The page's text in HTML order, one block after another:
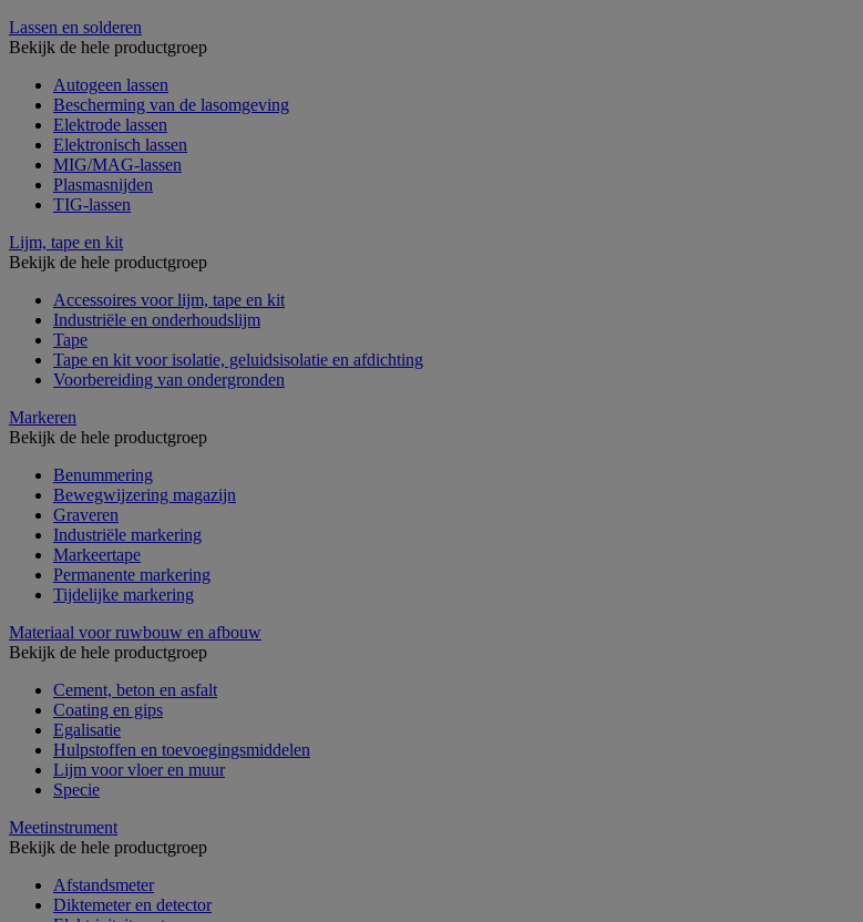
Lassen en solderen
Bekijk de hele productgroep
Autogeen lassen
Bescherming van de lasomgeving
Elektrode lassen
Elektronisch lassen
MIG/MAG-lassen
Plasmasnijden
TIG-lassen
Lijm, tape en kit
Bekijk de hele productgroep
Accessoires voor lijm, tape en kit
Industriële en onderhoudslijm
Tape
Tape en kit voor isolatie, geluidsisolatie en afdichting
Voorbereiding van ondergronden
Markeren
Bekijk de hele productgroep
Benummering
Bewegwijzering magazijn
Graveren
Industriële markering
Markeertape
Permanente markering
Tijdelijke markering
Materiaal voor ruwbouw en afbouw
Bekijk de hele productgroep
Cement, beton en asfalt
Coating en gips
Egalisatie
Hulpstoffen en toevoegingsmiddelen
Lijm voor vloer en muur
Specie
Meetinstrument
Bekijk de hele productgroep
Afstandsmeter
Diktemeter en detector